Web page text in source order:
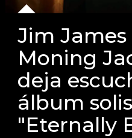
Jim James
Moning
deja
álbum
"Eternally